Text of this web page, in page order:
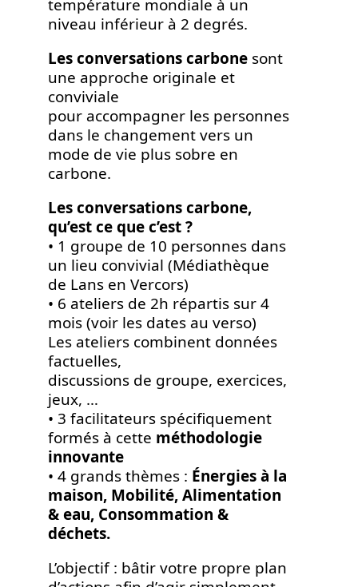
température mondiale à un
niveau inférieur à 2 degrés.
Les conversations carbone sont
une approche originale et
conviviale
pour accompagner les personnes
dans le changement vers un
mode de vie plus sobre en
carbone.
Les conversations carbone,
qu’est ce que c’est ?
• 1 groupe de 10 personnes dans
un lieu convivial (Médiathèque
de Lans en Vercors)
• 6 ateliers de 2h répartis sur 4
mois (voir les dates au verso)
Les ateliers combinent données
factuelles,
discussions de groupe, exercices,
jeux, …
• 3 facilitateurs spécifiquement
formés à cette méthodologie
innovante
• 4 grands thèmes : Énergies à la
maison, Mobilité, Alimentation
& eau, Consommation &
déchets.
L’objectif : bâtir votre propre plan